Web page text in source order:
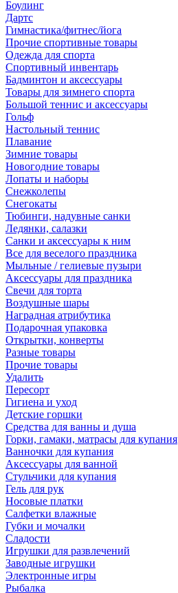
Боулинг
Дартс
Гимнастика/фитнес/йога
Прочие спортивные товары
Одежда для спорта
Спортивный инвентарь
Бадминтон и аксессуары
Товары для зимнего спорта
Большой теннис и аксессуары
Гольф
Настольный теннис
Плавание
Зимние товары
Новогодние товары
Лопаты и наборы
Снежколепы
Снегокаты
Тюбинги, надувные санки
Ледянки, салазки
Санки и аксессуары к ним
Все для веселого праздника
Мыльные / гелиевые пузыри
Аксессуары для праздника
Свечи для торта
Воздушные шары
Наградная атрибутика
Подарочная упаковка
Открытки, конверты
Разные товары
Прочие товары
Удалить
Пересорт
Гигиена и уход
Детские горшки
Средства для ванны и душа
Горки, гамаки, матрасы для купания
Ванночки для купания
Аксессуары для ванной
Стульчики для купания
Гель для рук
Носовые платки
Салфетки влажные
Губки и мочалки
Сладости
Игрушки для развлечений
Заводные игрушки
Электронные игры
Рыбалка